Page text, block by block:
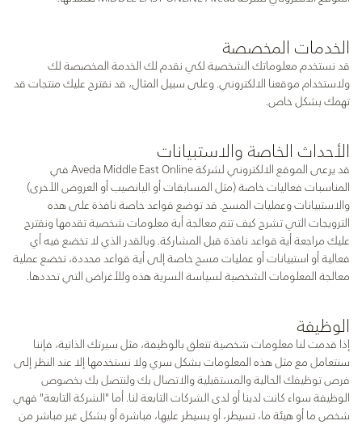
الخدمات المخصصة
قد نستخدم معلوماتك الشخصية لكي نقدم لك الخدمة المخصصة لك
ولاستخدام موقعنا الالكتروني. وعلى سبيل المثال، قد نقترح عليك منتجات قد
تهمك بشكل خاص.
الأحداث الخاصة والاستبيانات
قد يرعى الموقع الالكتروني لشركة Aveda Middle East Online في
المناسبات فعاليات خاصة (مثل المسابقات أو اليانصيب أو العروض الأخرى)
والاستبيانات وعمليات المسح. قد توضع قواعد خاصة نافذة على هذه
الترويجات التي تشرح كيف تتم معالجة أية معلومات شخصية تقدمها ونقترح
عليك مراجعة أية قواعد نافذة قبل المشاركة. وبالقدر الذي لا تخضع فيه أي
فعالية أو استبيانات أو عمليات مسح خاصة إلى أية قواعد محددة، تخضع عملية
معالجة المعلومات الشخصية لسياسة السرية هذه وللأغراض التي تحددها.
الوظيفة
إذا قدمت لنا معلومات شخصية تتعلق بالوظيفة، مثل سيرتك الذاتية، فإننا
سنتعامل مع مثل هذه المعلومات بشكل سري ولا نستخدمها إلا عند النظر إلى
فرص توظيفك الحالية والمستقبلية والاتصال بك ولنتصل بك بخصوص
الوظيفة سواء كانت لدينا أو لدى الشركات التابعة لنا. أما "الشركة التابعة" فهي
شخص ما أو هيئة ما، تسيطر، أو يسيطر عليها، مباشرة أو بشكل غير مباشر من